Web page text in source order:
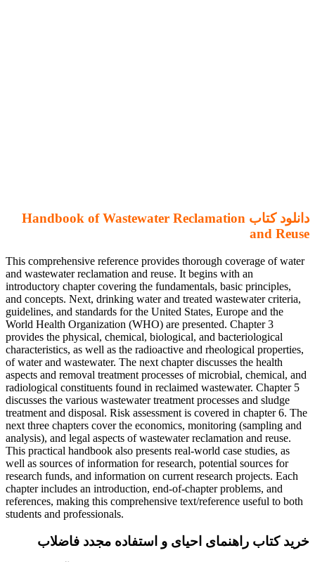
دانلود کتاب Handbook of Wastewater Reclamation
and Reuse
This comprehensive reference provides thorough coverage of water
and wastewater reclamation and reuse. It begins with an
introductory chapter covering the fundamentals, basic principles,
and concepts. Next, drinking water and treated wastewater criteria,
guidelines, and standards for the United States, Europe and the
World Health Organization (WHO) are presented. Chapter 3
provides the physical, chemical, biological, and bacteriological
characteristics, as well as the radioactive and rheological properties,
of water and wastewater. The next chapter discusses the health
aspects and removal treatment processes of microbial, chemical, and
radiological constituents found in reclaimed wastewater. Chapter 5
discusses the various wastewater treatment processes and sludge
treatment and disposal. Risk assessment is covered in chapter 6. The
next three chapters cover the economics, monitoring (sampling and
analysis), and legal aspects of wastewater reclamation and reuse.
This practical handbook also presents real-world case studies, as
well as sources of information for research, potential sources for
research funds, and information on current research projects. Each
chapter includes an introduction, end-of-chapter problems, and
references, making this comprehensive text/reference useful to both
students and professionals.
خرید کتاب راهنمای احیای و استفاده مجدد فاضلاب